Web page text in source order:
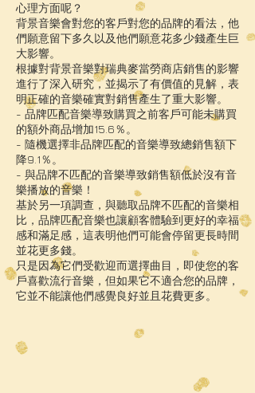
心理方面呢？
背景音樂會對您的客戶對您的品牌的看法，他
們願意留下多久以及他們願意花多少錢產生巨
大影響。
根據對背景音樂對瑞典麥當勞商店銷售的影響
進行了深入研究，並揭示了有價值的見解，表
明正確的音樂確實對銷售產生了重大影響。
- 品牌匹配音樂導致購買之前客戶可能未購買
的額外商品增加15.6％。
- 隨機選擇非品牌匹配的音樂導致總銷售額下
降9.1％。
- 與品牌不匹配的音樂導致銷售額低於沒有音
樂播放的音樂！
基於另一項調查，與聽取品牌不匹配的音樂相
比，品牌匹配音樂也讓顧客體驗到更好的幸福
感和滿足感，這表明他們可能會停留更長時間
並花更多錢。
只是因為它們受歡迎而選擇曲目，即使您的客
戶喜歡流行音樂，但如果它不適合您的品牌，
它並不能讓他們感覺良好並且花費更多。